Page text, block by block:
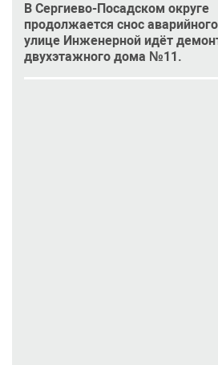
В Сергиево-Посадском округе
продолжается снос
улице Инженерной идёт
двухэтажного дома №11.